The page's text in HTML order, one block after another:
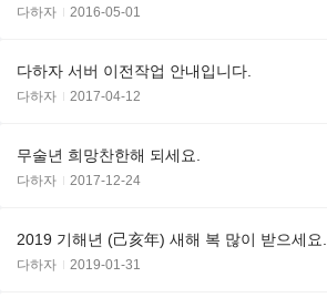
다하자 2016-05-01
다하자 서버 이전작업 안내입니다.
다하자 2017-04-12
무술년 희망찬한해 되세요.
다하자 2017-12-24
2019 기해년 (己亥年) 새해 복 많이 받으세요.
다하자 2019-01-31